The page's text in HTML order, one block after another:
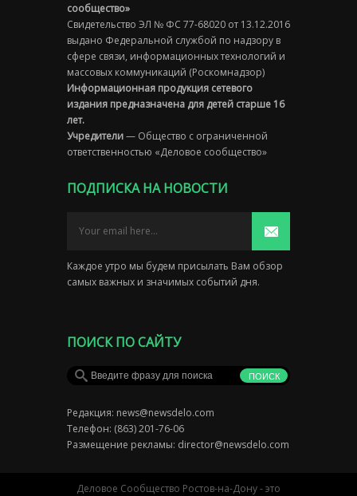
сообщество»
Свидетельство ЭЛ № ФС 77-68020 от 13.12.2016
выдано Федеральной службой по надзору в
сфере связи, информационных технологий и
массовых коммуникаций (Роскомнадзор)
Информационная продукция сетевого
издания предназначена для детей старше 16
лет.
Учредители— Общество с ограниченной
ответственностью «Деловое сообщество»
ПОДПИСКА НА НОВОСТИ
Каждое утро мы будем присылать Вам обзор
самых важных и значимых событий дня.
ПОИСК ПО САЙТУ
Редакция: news@newsdelo.com
Телефон: (863) 201-76-06
Размещение рекламы: director@newsdelo.com
Деловое Сообщество Ростов-на-Дону - это